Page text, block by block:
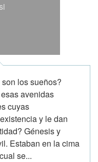
los sueños?
avenidas
cuyas
y le dan
Génesis y
Estaban en la cima
se...